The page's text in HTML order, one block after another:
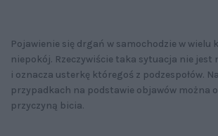
Pojawienie się drgań w samochodzie w wielu
niepokój. Rzeczywiście taka sytuacja nie jest
i oznacza usterkę któregoś z podzespołów.
przypadkach na podstawie objawów można
przyczyną bicia.